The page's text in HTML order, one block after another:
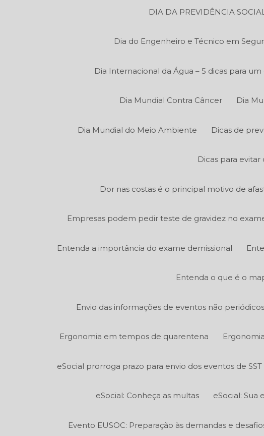
DIA DA PREVIDÊNCIA SOCIAL
Dia do Engenheiro e Técnico em
Dia Internacional da Água – 5 dicas para
Dia Mundial Contra Câncer Dia
Dia Mundial do Meio Ambiente Dicas de
Dicas para evitar
Dor nas costas é o principal motivo de
Empresas podem pedir teste de gravidez no
Entenda a importância do exame demissional
Entenda o que é o
Envio das informações de eventos não
Ergonomia em tempos de quarentena
eSocial prorroga prazo para envio dos eventos de SST
eSocial: Conheça as multas eSocial: Sua
Evento EUSOC: Preparação às demandas e